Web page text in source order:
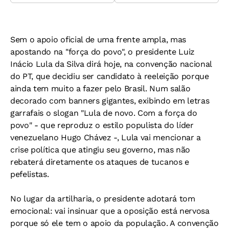
Sem o apoio oficial de uma frente ampla, mas
apostando na "força do povo", o presidente Luiz
Inácio Lula da Silva dirá hoje, na convenção nacional
do PT, que decidiu ser candidato à reeleição porque
ainda tem muito a fazer pelo Brasil. Num salão
decorado com banners gigantes, exibindo em letras
garrafais o slogan "Lula de novo. Com a força do
povo" - que reproduz o estilo populista do líder
venezuelano Hugo Chávez -, Lula vai mencionar a
crise política que atingiu seu governo, mas não
rebaterá diretamente os ataques de tucanos e
pefelistas.
No lugar da artilharia, o presidente adotará tom
emocional: vai insinuar que a oposição está nervosa
porque só ele tem o apoio da população. A convenção